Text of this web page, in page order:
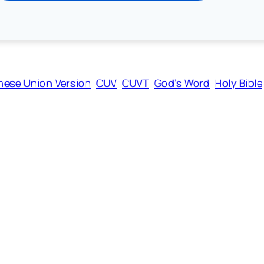
Union Version CUV CUVT God’s Word Holy Bible